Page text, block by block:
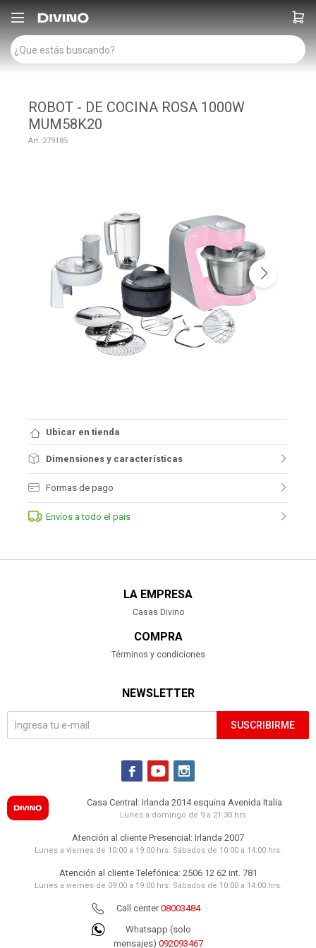

ROBOT - DE COCINA ROSA 1000W
MUM58K20
279185
Ubicar en tienda
Dimensiones y características
Formas de pago
Envíos a todo el pais
LA EMPRESA
Casas Divino
COMPRA
Términos y condiciones
NEWSLETTER
SUSCRIBIRME
  
Casa Central: Irlanda 2014 esquina Avenida Italia
Lunes a domingo de 9 a 21:30 hrs.
Atención al cliente Presencial: Irlanda 2007
Lunes a viernes de 10:00 a 19:00 hrs. Sábados de 10:00 a 14:00 hrs.
Atención al cliente Telefónica: 2506 12 62 int. 781
Lunes a viernes de 09:00 a 19:00 hrs. Sábados de 10:00 a 14:00 hrs.
Call center08003484
Whatsapp (solo
mensajes) 092093467